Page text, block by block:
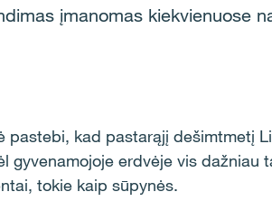
įmanomas kiekvienuose
pastebi, kad pastarąjį dešimtmetį
gyvenamojoje erdvėje vis dažniau
tokie kaip sūpynės.